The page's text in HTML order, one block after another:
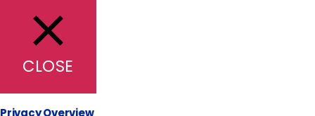
CLOSE